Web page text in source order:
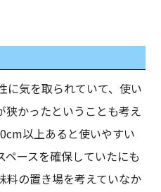
に気を取られていて、使い
狭かったということも考え
以上あると使いやすい
ースを確保していたにも
料の置き場を考えていなか